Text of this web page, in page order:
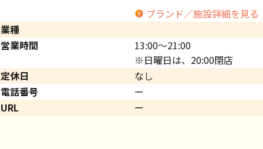
ブランド／施設詳細を見る
業種
営業時間
13:00～21:00
※日曜日は、20:00閉店
定休日
なし
電話番号
ー
URL
ー